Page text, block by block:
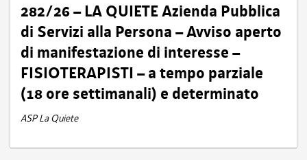
282/26 – LA QUIETE Azienda Pubblica
di Servizi alla Persona – Avviso aperto
di manifestazione di interesse –
FISIOTERAPISTI – a tempo parziale
(18 ore settimanali) e determinato
ASP La Quiete